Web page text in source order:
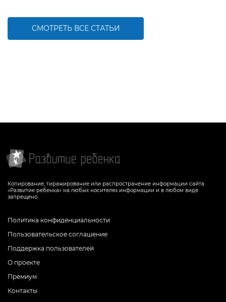
СМОТРЕТЬ ВСЕ СТАТЬИ
Копирование, тиражирование или распространение информации сайта
«Развитие ребенка» на любых носителях информации и в любом виде
запрещено.
Политика конфиденциальности
Пользовательское соглашение
Поддержка пользователей
О проекте
Премиум
Контакты